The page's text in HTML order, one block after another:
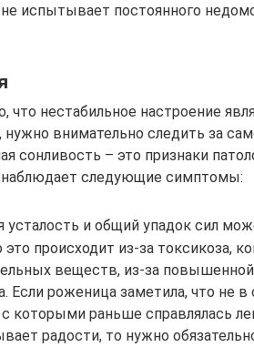
испытывает постоянного
что нестабильное настроение
внимательно следить за
сонливость – это признаки
следующие симптомы:
усталость и общий упадок сил
происходит из-за токсикоза,
веществ, из-за повышенной
Если роженица заметила, что не
с которыми раньше справлялась
радости, то нужно